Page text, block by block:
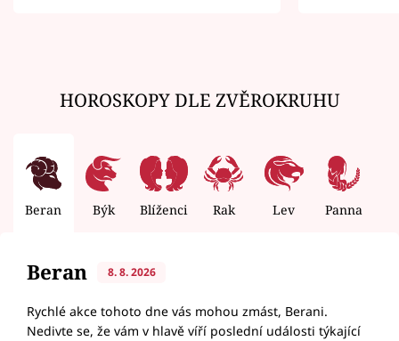
HOROSKOPY DLE ZVĚROKRUHU
Beran Býk Blíženci Rak Lev Panna
Beran 8. 8. 2026
Rychlé akce tohoto dne vás mohou zmást, Berani.
Nedivte se, že vám v hlavě víří poslední události týkající